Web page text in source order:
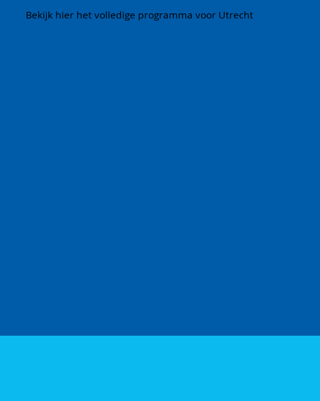
Bekijk hier het volledige programma voor Utrecht